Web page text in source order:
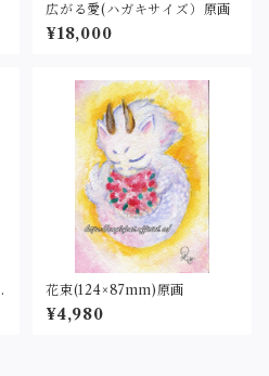
広がる愛(ハガキサイズ）原画
¥18,000
花束(124×87mm)原画
¥4,980